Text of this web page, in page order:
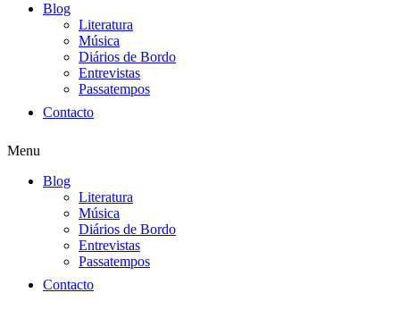
Blog
Literatura
Música
Diários de Bordo
Entrevistas
Passatempos
Contacto
Menu
Blog
Literatura
Música
Diários de Bordo
Entrevistas
Passatempos
Contacto